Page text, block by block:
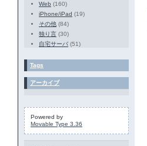
Web (160)
iPhone/iPad (19)
その他 (84)
独り言 (30)
自宅サーバ (51)
Tags
アーカイブ
Powered by
Movable Type 3.36